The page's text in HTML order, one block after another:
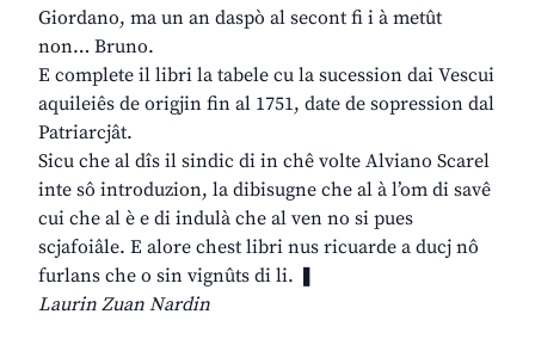
Giordano, ma un an daspò al secont fi i à metût
non… Bruno.
E complete il libri la tabele cu la sucession dai Vescui
aquileiês de origjin fin al 1751, date de sopression dal
Patriarcjât.
Sicu che al dîs il sindic di in chê volte Alviano Scarel
inte sô introduzion, la dibisugne che al à l’om di savê
cui che al è e di indulà che al ven no si pues
scjafoiâle. E alore chest libri nus ricuarde a ducj nô
furlans che o sin vignûts di li. ❚
Laurin Zuan Nardin